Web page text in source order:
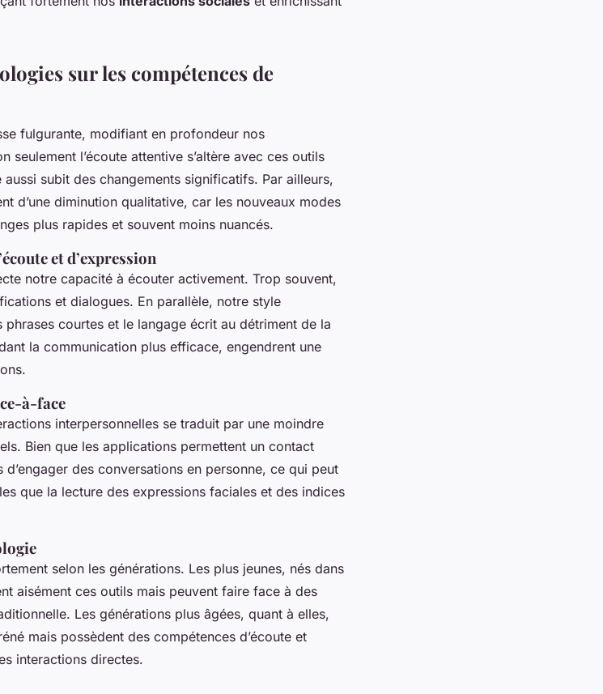
sur les compétences de
fulgurante, modifiant en profondeur nos
seulement l’écoute attentive s’altère avec ces outils
aussi subit des changements significatifs. Par ailleurs,
d’une diminution qualitative, car les nouveaux modes
plus rapides et souvent moins nuancés.
et d’expression
notre capacité à écouter activement. Trop souvent,
et dialogues. En parallèle, notre style
phrases courtes et le langage écrit au détriment de la
la communication plus efficace, engendrent une
à-face
interpersonnelles se traduit par une moindre
Bien que les applications permettent un contact
des conversations en personne, ce qui peut
que la lecture des expressions faciales et des indices
selon les générations. Les plus jeunes, nés dans
aisément ces outils mais peuvent faire face à des
Les générations plus âgées, quant à elles,
mais possèdent des compétences d’écoute et
interactions directes.